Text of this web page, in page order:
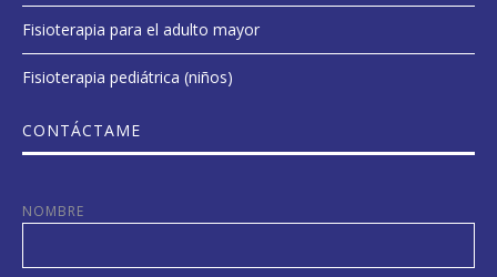
Fisioterapia para el adulto mayor
Fisioterapia pediátrica (niños)
CONTÁCTAME
NOMBRE